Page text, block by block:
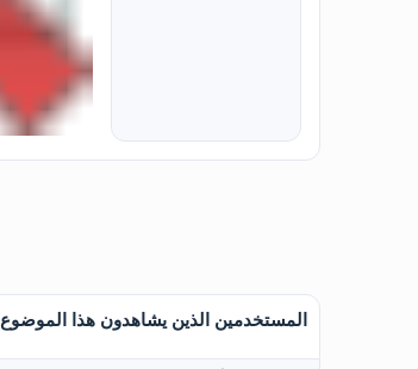
المستخدمين الذين يشاهدون هذا الموضوع